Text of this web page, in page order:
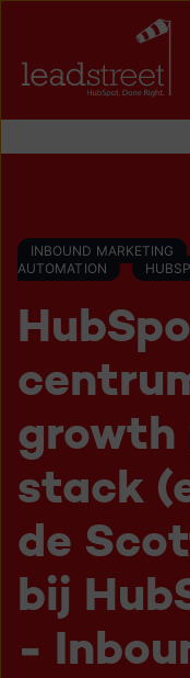
INBOUND MARKETING
AUTOMATION
growth
stack
de
bij
-